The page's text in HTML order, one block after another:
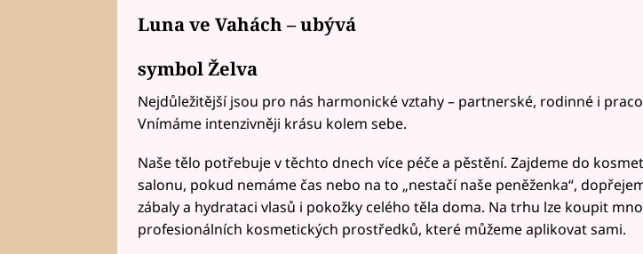
Luna ve Vahách – ubývá
symbol Želva
Nejdůležitější jsou pro nás harmonické vztahy – partnerské, rodinné i
Vnímáme intenzivněji krásu kolem sebe.
Naše tělo potřebuje v těchto dnech více péče a pěstění. Zajdeme do
salonu, pokud nemáme čas nebo na to „nestačí naše peněženka“,
zábaly a hydrataci vlasů i pokožky celého těla doma. Na trhu lze koupit
profesionálních kosmetických prostředků, které můžeme aplikovat sami.